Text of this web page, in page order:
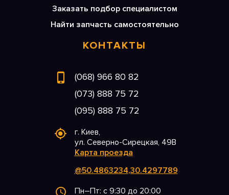
Заказать подбор специалистом
Найти запчасть самостоятельно
КОНТАКТЫ
(068) 966 80 82
(073) 888 75 72
(095) 888 75 72
г. Киев,
ул. Северно-Сирецкая, 49В
Карта проезда
@50.4863234,30.4297789
Пн–Пт: с 9:30 до 20:00